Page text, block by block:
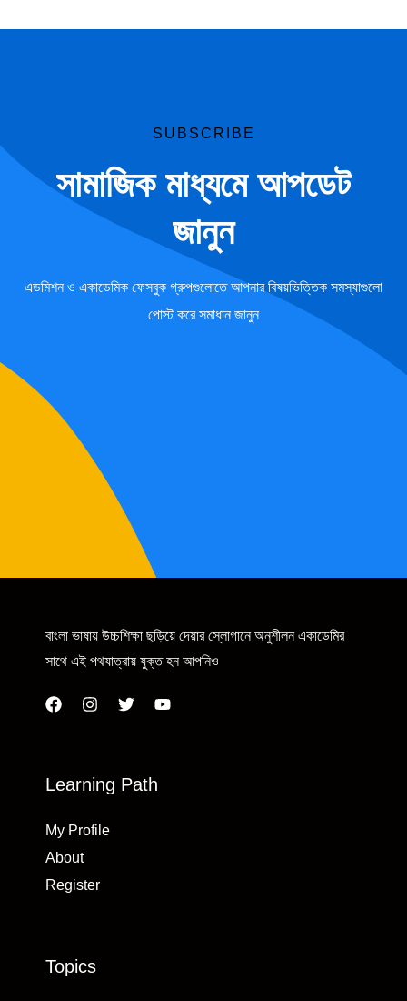
SUBSCRIBE
সামাজিক মাধ্যমে আপডেট
জানুন
এডমিশন ও একাডেমিক ফেসবুক গ্রুপগুলোতে আপনার বিষয়ভিত্তিক সমস্যাগুলো
পোস্ট করে সমাধান জানুন
বাংলা ভাষায় উচ্চশিক্ষা ছড়িয়ে দেয়ার স্লোগানে অনুশীলন একাডেমির
সাথে এই পথযাত্রায় যুক্ত হন আপনিও
Learning Path
My Profile
About
Register
Topics